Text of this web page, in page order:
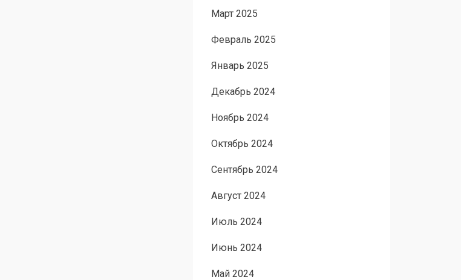
Март 2025
Февраль 2025
Январь 2025
Декабрь 2024
Ноябрь 2024
Октябрь 2024
Сентябрь 2024
Август 2024
Июль 2024
Июнь 2024
Май 2024